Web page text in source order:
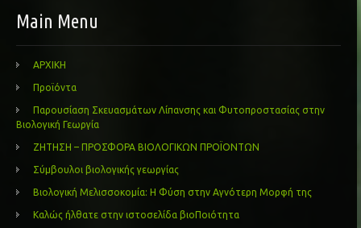
Main Menu
ΑΡΧΙΚΗ
Προϊόντα
Παρουσίαση Σκευασμάτων Λίπανσης και Φυτοπροστασίας στην
Βιολογική Γεωργία
ΖΗΤΗΣΗ – ΠΡΟΣΦΟΡΑ ΒΙΟΛΟΓΙΚΩΝ ΠΡΟΪΟΝΤΩΝ
Σύμβουλοι βιολογικής γεωργίας
Βιολογική Μελισσοκομία: Η Φύση στην Αγνότερη Μορφή της
Καλώς ήλθατε στην ιστοσελίδα βιοΠοιότητα